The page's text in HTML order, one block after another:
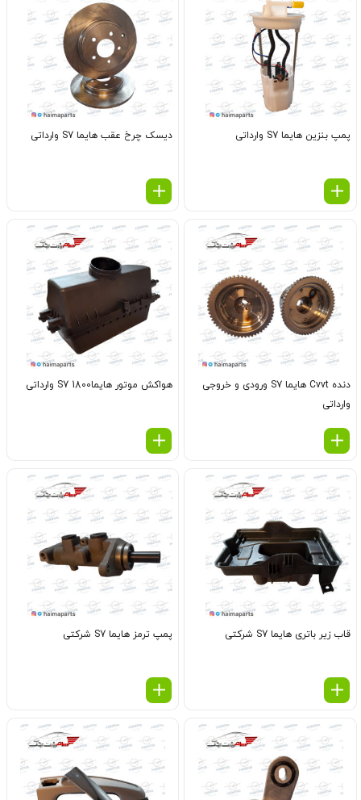
پمپ بنزین هایما S7 وارداتی دیسک چرخ عقب هایما S7 وارداتی
دنده Cvvt هایما S7 ورودی و خروجی
وارداتی
هواکش موتور هایماS7 1800 وارداتی
قاب زیر باتری هایما S7 شرکتی پمپ ترمز هایما S7 شرکتی